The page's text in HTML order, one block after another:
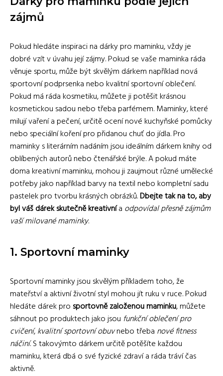
zájmů
Pokud hledáte inspiraci na dárky pro maminku, vždy je
dobré vzít v úvahu její zájmy. Pokud se vaše maminka ráda
věnuje sportu, může být skvělým dárkem například nová
sportovní podprsenka nebo kvalitní sportovní oblečení.
Pokud má ráda kosmetiku, můžete ji potěšit krásnou
kosmetickou sadou nebo třeba parfémem. Maminky, které
milují vaření a pečení, určitě ocení nové kuchyňské pomůcky
nebo speciální koření pro přidanou chuť do jídla. Pro
maminky s literárním nadáním jsou ideálním dárkem knihy od
oblíbených autorů nebo čtenářské brýle. A pokud máte
doma kreativní maminku, mohou ji zaujmout různé umělecké
potřeby jako například barvy na textil nebo kompletní sadu
pastelek pro tvorbu krásných obrázků.Dbejte tak na to, aby
byl váš dárek skutečně kreativnía odpovídal přesně zájmům
vaší milované maminky.
1. Sportovní maminky
Sportovní maminky jsou skvělým příkladem toho, že
mateřství a aktivní životní styl mohou jít ruku v ruce. Pokud
hledáte dárek pro sportovně založenou maminku, můžete
sáhnout po produktech jako jsou funkční oblečení pro
cvičení,kvalitní sportovní obuvnebo třeba nové fitness
náčiní. S takovýmto dárkem určitě potěšíte každou
maminku, která dbá o své fyzické zdraví a ráda tráví čas
aktivně.